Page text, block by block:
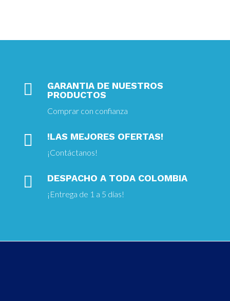

GARANTIA DE NUESTROS
PRODUCTOS
Comprar con confianza
 !LAS MEJORES OFERTAS!
¡Contáctanos!
 DESPACHO A TODA COLOMBIA
¡Entrega de 1 a 5 días!